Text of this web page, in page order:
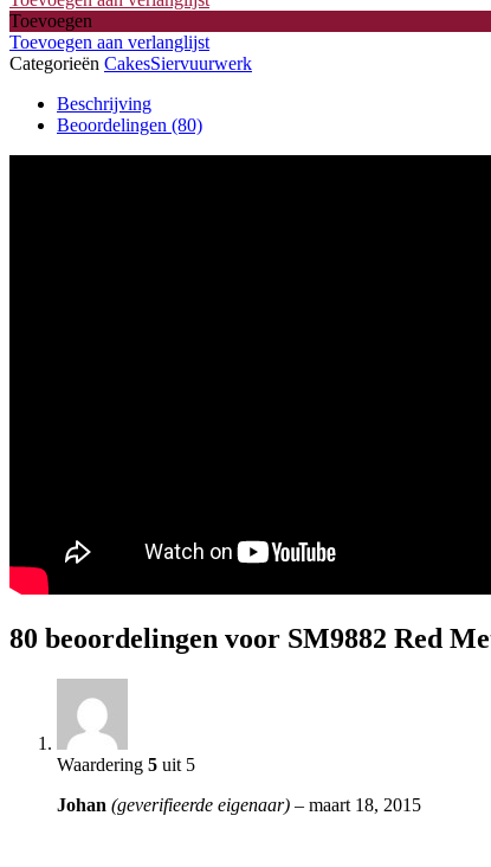
Toevoegen
Toevoegen aan verlanglijst
Categorieën CakesSiervuurwerk
Beschrijving
Beoordelingen (80)
80 beoordelingen voor SM9882 Red
Waardering 5 uit 5
Johan (geverifieerde eigenaar) – maart 18, 2015